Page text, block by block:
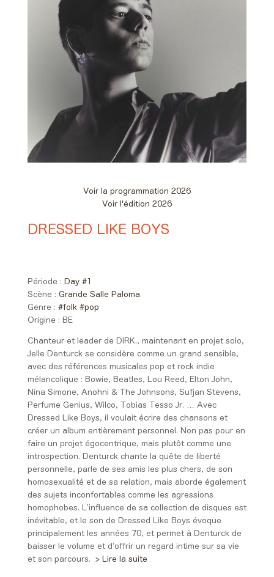
Voir la programmation 2026
Voir l'édition 2026
DRESSED LIKE BOYS
Période : Day #1
Scène : Grande Salle Paloma
Genre : #folk #pop
Origine : BE
Chanteur et leader de DIRK., maintenant en projet solo,
Jelle Denturck se considère comme un grand sensible,
avec des références musicales pop et rock indie
mélancolique : Bowie, Beatles, Lou Reed, Elton John,
Nina Simone, Anohni & The Johnsons, Sufjan Stevens,
Perfume Genius, Wilco, Tobias Tesso Jr. …
Avec
Dressed Like Boys, il voulait écrire des chansons et
créer un album entièrement personnel. Non pas pour en
faire un projet égocentrique, mais plutôt comme une
introspection. Denturck chante la quête de liberté
personnelle, parle de ses amis les plus chers, de son
homosexualité et de sa relation, mais aborde également
des sujets inconfortables comme les agressions
homophobes. L’influence de sa collection de disques est
inévitable, et le son de Dressed Like Boys évoque
principalement les années 70, et permet à Denturck de
baisser le volume et d’offrir un regard intime sur sa vie
et son parcours.
> Lire la suite